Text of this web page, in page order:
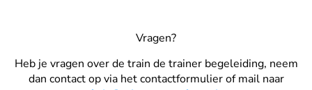
Vragen?
Heb je vragen over de train de trainer begeleiding, neem
dan contact op via het contactformulier of mail naar